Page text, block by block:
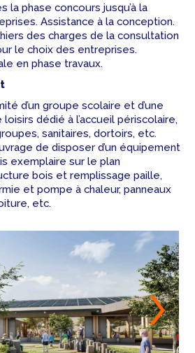
la phase concours jusqu’à la
Assistance à la conception.
des charges de la consultation
le choix des entreprises.
en phase travaux.
d’un groupe scolaire et d’une
loisirs dédié à l’accueil périscolaire,
sanitaires, dortoirs, etc.
de disposer d’un équipement
exemplaire sur le plan
bois et remplissage paille,
et pompe à chaleur, panneaux
etc.